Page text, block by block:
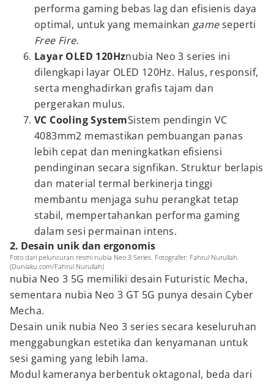
performa gaming bebas lag dan efisienis daya
optimal, untuk yang memainkan gameseperti
Free Fire.
Layar OLED 120Hznubia Neo 3 series ini
dilengkapi layar OLED 120Hz. Halus, responsif,
serta menghadirkan grafis tajam dan
pergerakan mulus.
VC Cooling SystemSistem pendingin VC
4083mm2 memastikan pembuangan panas
lebih cepat dan meningkatkan efisiensi
pendinginan secara signfikan. Struktur berlapis
dan material termal berkinerja tinggi
membantu menjaga suhu perangkat tetap
stabil, mempertahankan performa gaming
dalam sesi permainan intens.
2. Desain unik dan ergonomis
Foto dari peluncuran resmi nubia Neo 3 Series. Fotografer: Fahrul Nurullah.
(Duniaku.com/Fahrul Nurullah)
nubia Neo 3 5G memiliki desain Futuristic Mecha,
sementara nubia Neo 3 GT 5G punya desain Cyber
Mecha.
Desain unik nubia Neo 3 series secara keseluruhan
menggabungkan estetika dan kenyamanan untuk
sesi gaming yang lebih lama.
Modul kameranya berbentuk oktagonal, beda dari